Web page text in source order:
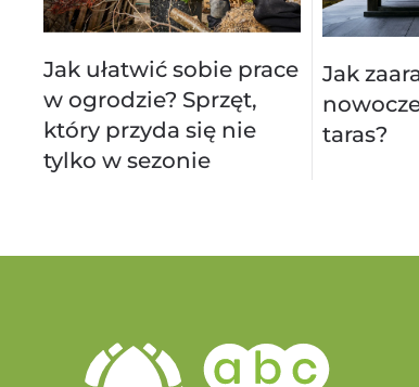
Jak ułatwić sobie prace
w ogrodzie? Sprzęt,
który przyda się nie
tylko w sezonie
Jak
taras?